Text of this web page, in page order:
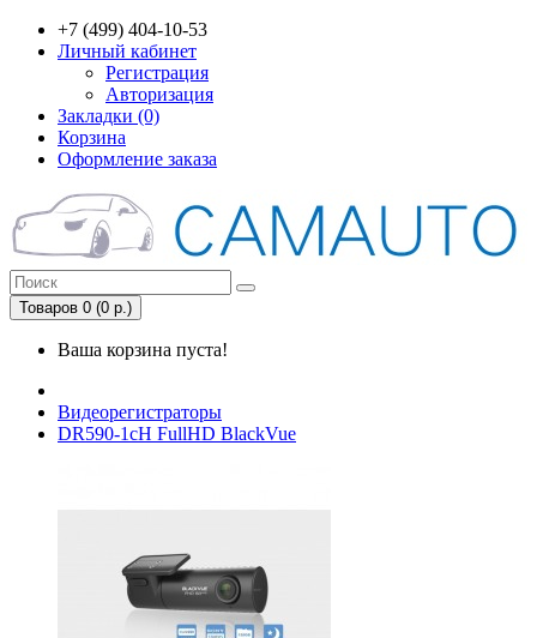
+7 (499) 404-10-53
Личный кабинет
Регистрация
Авторизация
Закладки (0)
Корзина
Оформление заказа
Товаров 0 (0 р.)
Ваша корзина пуста!
Видеорегистраторы
DR590-1сH FullHD BlackVue